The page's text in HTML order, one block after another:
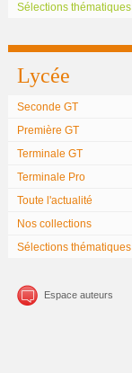
Sélections thématiques
Lycée
Seconde GT
Première GT
Terminale GT
Terminale Pro
Toute l'actualité
Nos collections
Sélections thématiques
Espace auteurs